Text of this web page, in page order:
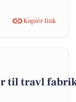
Kopiér link
til travl